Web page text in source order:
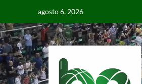
agosto 6, 2026